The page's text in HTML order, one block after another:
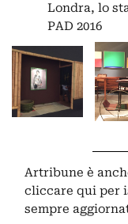
Londra, lo
PAD 2016
Artribune è
cliccare qui per
sempre